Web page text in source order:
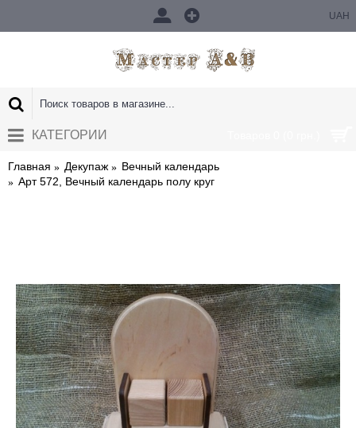
UAH
КАТЕГОРИИ
Главная Декупаж
Вечный календарь
Арт 572, Вечный календарь полу круг